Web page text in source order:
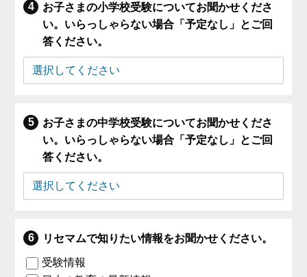
お子さまの小学校受験についてお聞かせくださ
い。いらっしゃらない場合「予定なし」とご回
答ください。
お子さまの中学校受験についてお聞かせくださ
い。いらっしゃらない場合「予定なし」とご回
答ください。
リセマムで知りたい情報をお聞かせください。
受験情報